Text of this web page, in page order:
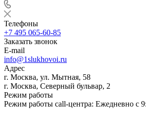
Телефоны
+7 495 065-60-85
Заказать звонок
E-mail
info@1slukhovoi.ru
Адрес
г. Москва, ул. Мытная, 58
г. Москва, Северный бульвар, 2
Режим работы
Режим работы call-центра: Ежедневно с